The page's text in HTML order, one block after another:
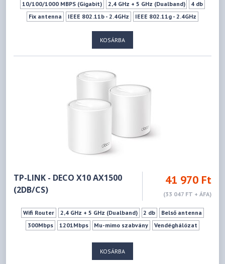
10/100/1000 MBPS (Gigabit) 2,4 GHz + 5 GHz (Dualband)
4 db
Fix antenna
IEEE 802.11b - 2.4GHz
IEEE 802.11g - 2.4GHz
IEEE 802.11ax - 5GHz
Vendéghálózat
KOSÁRBA
TP-LINK - DECO X10 AX1500
(2DB/CS)
41 970 Ft
(33 047 FT + ÁFA)
Wifi Router 2,4 GHz + 5 GHz (Dualband) 2 db
Belső antenna
300Mbps
1201Mbps Mu-mimo szabvány Vendéghálózat
KOSÁRBA